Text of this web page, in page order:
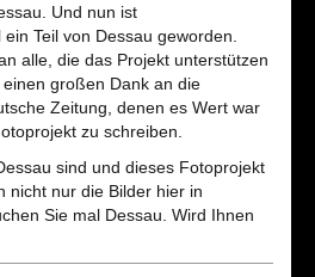
Und nun ist
Teil von Dessau geworden.
alle, die das Projekt unterstützen
großen Dank an die
Zeitung, denen es Wert war
zu schreiben.
sind und dieses Fotoprojekt
nicht nur die Bilder hier in
Sie mal Dessau. Wird Ihnen